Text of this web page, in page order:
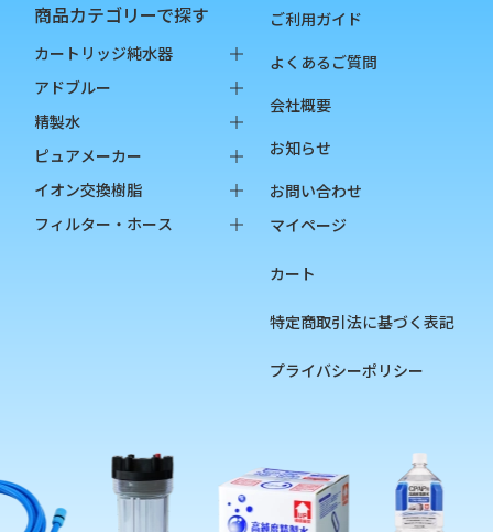
商品カテゴリーで探す
カートリッジ純水器
純水器本体
オプション品
消耗品
アドブルー
バッグインボックス
ペットボトル
精製水
バッグインボックス
ペットボトル
オプション品
ピュアメーカー
本体
カートリッジ
イオン交換樹脂
純水用イオン交換樹脂
フィルター・ホース
硬度指示薬
ご利用ガイド
よくあるご質問
会社概要
お知らせ
お問い合わせ
マイページ
カート
特定商取引法に基づく表記
プライバシーポリシー